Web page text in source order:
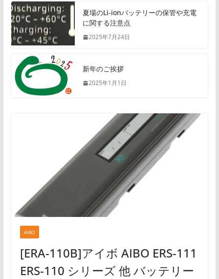
夏場のLi-ionバッテリーの保管や充電
に関する注意点
2025年7月24日
新年のご挨拶
2025年1月1日
AIBO
[ERA-110B]アイボ AIBO ERS-111
ERS-110 シリーズ 他 バッテリー